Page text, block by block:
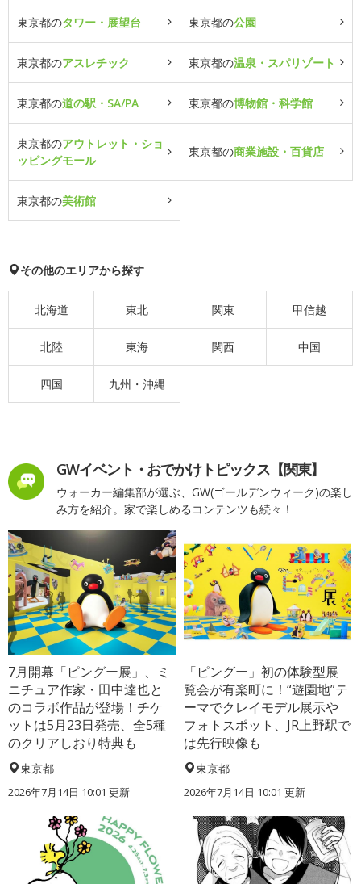
東京都のタワー・展望台 東京都の公園
東京都のアスレチック 東京都の温泉・スパリゾート
東京都の道の駅・SA/PA 東京都の博物館・科学館
東京都のアウトレット・ショ
ッピングモール
東京都の商業施設・百貨店
東京都の美術館
その他のエリアから探す
北海道 東北 関東 甲信越
北陸 東海 関西 中国
四国 九州・沖縄
GWイベント・おでかけトピックス【関東】
ウォーカー編集部が選ぶ、GW(ゴールデンウィーク)の楽し
み方を紹介。家で楽しめるコンテンツも続々！
7月開幕「ピングー展」、ミ
ニチュア作家・田中達也と
のコラボ作品が登場！チケ
ットは5月23日発売、全5種
のクリアしおり特典も
東京都
2026年7月14日 10:01 更新
「ピングー」初の体験型展
覧会が有楽町に！“遊園地”テ
ーマでクレイモデル展示や
フォトスポット、JR上野駅で
は先行映像も
東京都
2026年7月14日 10:01 更新